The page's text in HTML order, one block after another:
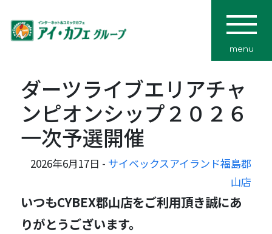
menu
ダーツライブエリアチャ
ンピオンシップ２０２６
一次予選開催
2026年6月17日 - サイベックスアイランド福島郡
山店
いつもCYBEX郡山店をご利用頂き誠にあ
りがとうございます。